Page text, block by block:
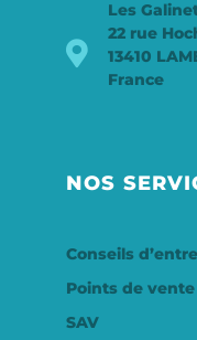
Les
22 rue
13410
France
NOS
Conseils
Points de vente
SAV